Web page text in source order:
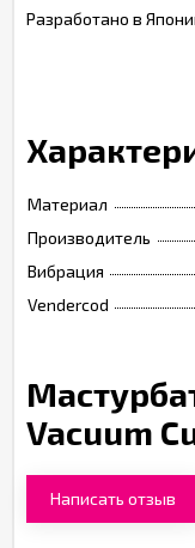
Разработано в
Материал
Производитель
Вибрация
Vendercod
Vacuum
Написать отзыв